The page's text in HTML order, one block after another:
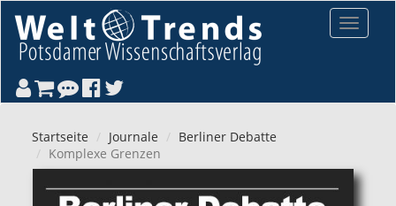
Toggle
Startseite Journale
Berliner Debatte
Komplexe Grenzen